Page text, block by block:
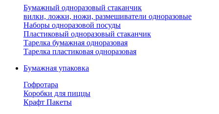
Бумажный одноразовый стаканчик
вилки, ложки, ножи, размешиватели одноразовые
Наборы одноразовой посуды
Пластиковый одноразовый стаканчик
Тарелка бумажная одноразовая
Тарелка пластиковая одноразовая
Бумажная упаковка
Гофротара
Коробки для пиццы
Крафт Пакеты